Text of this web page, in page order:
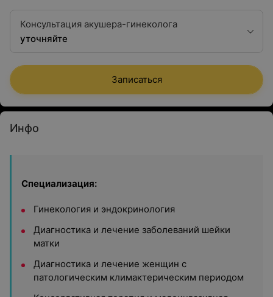
Консультация акушера-гинеколога
уточняйте
Записаться
Инфо
Специализация:
Гинекология и эндокринология
Диагностика и лечение заболеваний шейки
матки
Диагностика и лечение женщин с
патологическим климактерическим периодом